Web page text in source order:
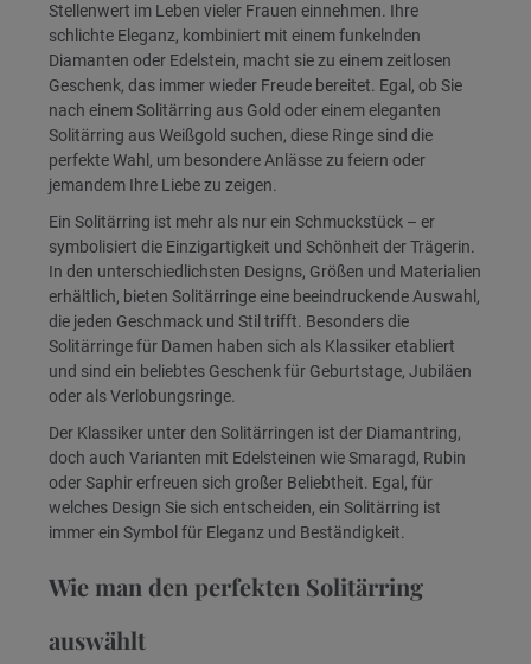
Stellenwert im Leben vieler Frauen einnehmen. Ihre
schlichte Eleganz, kombiniert mit einem funkelnden
Diamanten oder Edelstein, macht sie zu einem zeitlosen
Geschenk, das immer wieder Freude bereitet. Egal, ob Sie
nach einem Solitärring aus Gold oder einem eleganten
Solitärring aus Weißgold suchen, diese Ringe sind die
perfekte Wahl, um besondere Anlässe zu feiern oder
jemandem Ihre Liebe zu zeigen.
Ein Solitärring ist mehr als nur ein Schmuckstück – er
symbolisiert die Einzigartigkeit und Schönheit der Trägerin.
In den unterschiedlichsten Designs, Größen und Materialien
erhältlich, bieten Solitärringe eine beeindruckende Auswahl,
die jeden Geschmack und Stil trifft. Besonders die
Solitärringe für Damen haben sich als Klassiker etabliert
und sind ein beliebtes Geschenk für Geburtstage, Jubiläen
oder als Verlobungsringe.
Der Klassiker unter den Solitärringen ist der Diamantring,
doch auch Varianten mit Edelsteinen wie Smaragd, Rubin
oder Saphir erfreuen sich großer Beliebtheit. Egal, für
welches Design Sie sich entscheiden, ein Solitärring ist
immer ein Symbol für Eleganz und Beständigkeit.
Wie man den perfekten Solitärring
auswählt